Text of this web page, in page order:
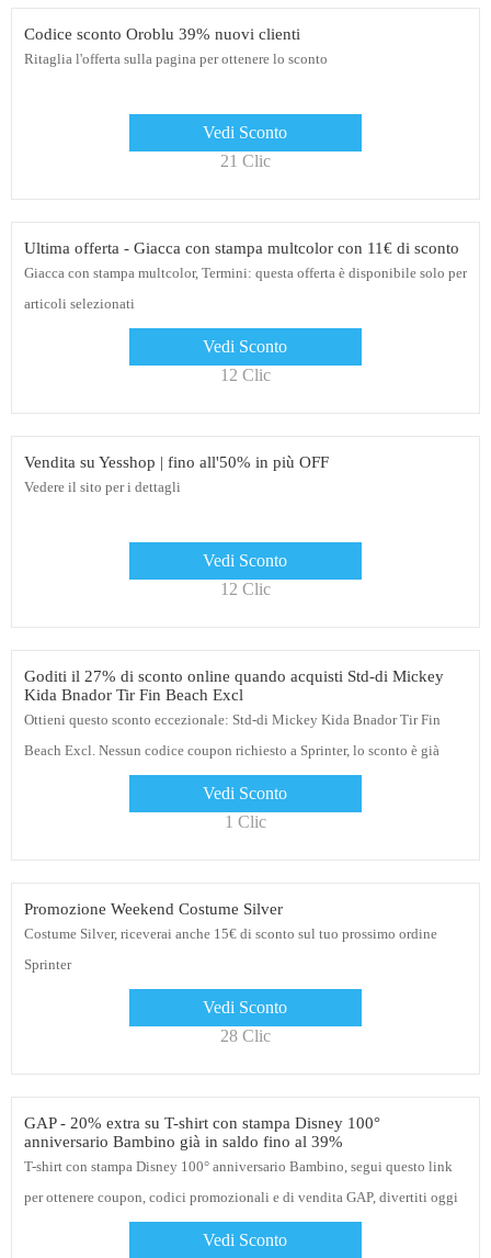
Codice sconto Oroblu 39% nuovi clienti
Ritaglia l'offerta sulla pagina per ottenere lo sconto
Vedi Sconto
21 Clic
Ultima offerta - Giacca con stampa multcolor con 11€ di sconto
Giacca con stampa multcolor, Termini: questa offerta è disponibile solo per
articoli selezionati
Vedi Sconto
12 Clic
Vendita su Yesshop | fino all'50% in più OFF
Vedere il sito per i dettagli
Vedi Sconto
12 Clic
Goditi il ​​27% di sconto online quando acquisti Std-di Mickey
Kida Bnador Tir Fin Beach Excl
Ottieni questo sconto eccezionale: Std-di Mickey Kida Bnador Tir Fin
Beach Excl. Nessun codice coupon richiesto a Sprinter, lo sconto è già
Vedi Sconto
1 Clic
Promozione Weekend Costume Silver
Costume Silver, riceverai anche 15€ di sconto sul tuo prossimo ordine
Sprinter
Vedi Sconto
28 Clic
GAP - 20% extra su T-shirt con stampa Disney 100°
anniversario Bambino già in saldo fino al 39%
T-shirt con stampa Disney 100° anniversario Bambino, segui questo link
per ottenere coupon, codici promozionali e di vendita GAP, divertiti oggi
Vedi Sconto